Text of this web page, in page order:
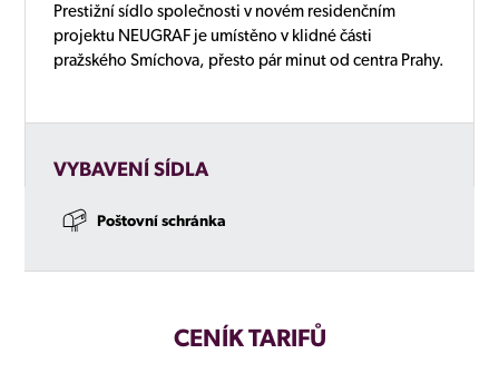
Prestižní sídlo společnosti v novém residenčním
projektu NEUGRAF je umístěno v klidné části
pražského Smíchova, přesto pár minut od centra Prahy.
VYBAVENÍ SÍDLA
Poštovní schránka
CENÍK TARIFŮ